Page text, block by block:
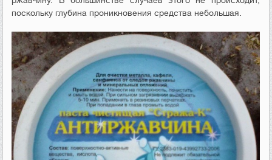
поскольку глубина проникновения средства небольшая.